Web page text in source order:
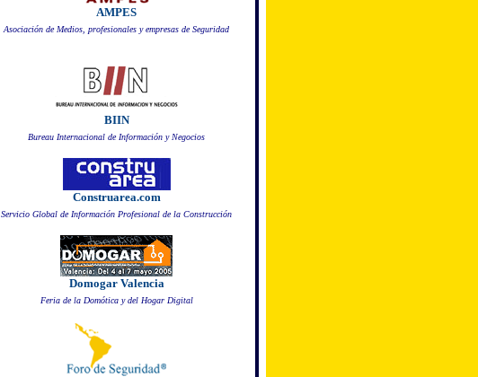
AMPES
Asociación de Medios, profesionales y empresas de Seguridad
BIIN
Bureau Internacional de Información y Negocios
Construarea.com
Servicio Global de Información Profesional de la Construcción
Domogar Valencia
Feria de la Domótica y del Hogar Digital